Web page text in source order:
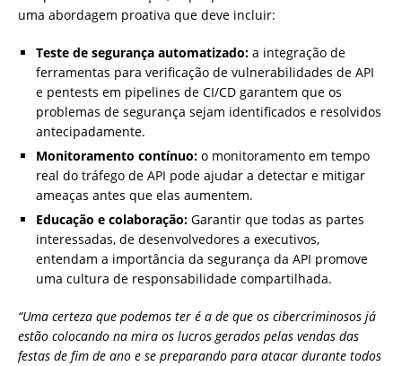
uma abordagem proativa que deve incluir:
Teste de segurança automatizado: a integração de
ferramentas para verificação de vulnerabilidades de API
e pentests em pipelines de CI/CD garantem que os
problemas de segurança sejam identificados e resolvidos
antecipadamente.
Monitoramento contínuo: o monitoramento em tempo
real do tráfego de API pode ajudar a detectar e mitigar
ameaças antes que elas aumentem.
Educação e colaboração: Garantir que todas as partes
interessadas, de desenvolvedores a executivos,
entendam a importância da segurança da API promove
uma cultura de responsabilidade compartilhada.
“Uma certeza que podemos ter é a de que os cibercriminosos já
estão colocando na mira os lucros gerados pelas vendas das
festas de fim de ano e se preparando para atacar durante todos